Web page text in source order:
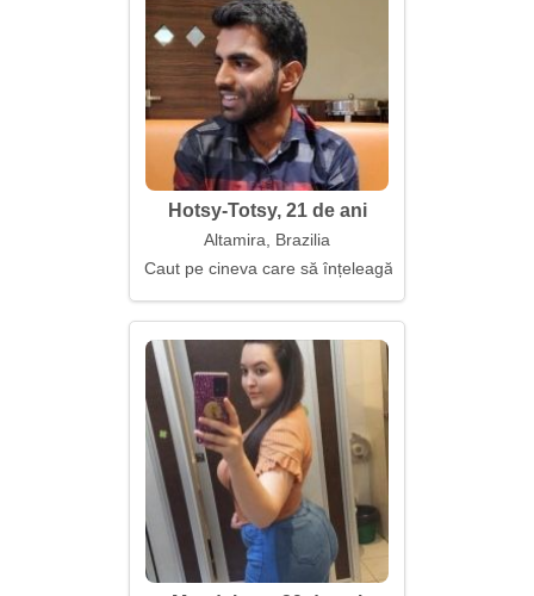
Hotsy-Totsy, 21 de ani
Altamira, Brazilia
Caut pe cineva care să înțeleagă fără cuvinte